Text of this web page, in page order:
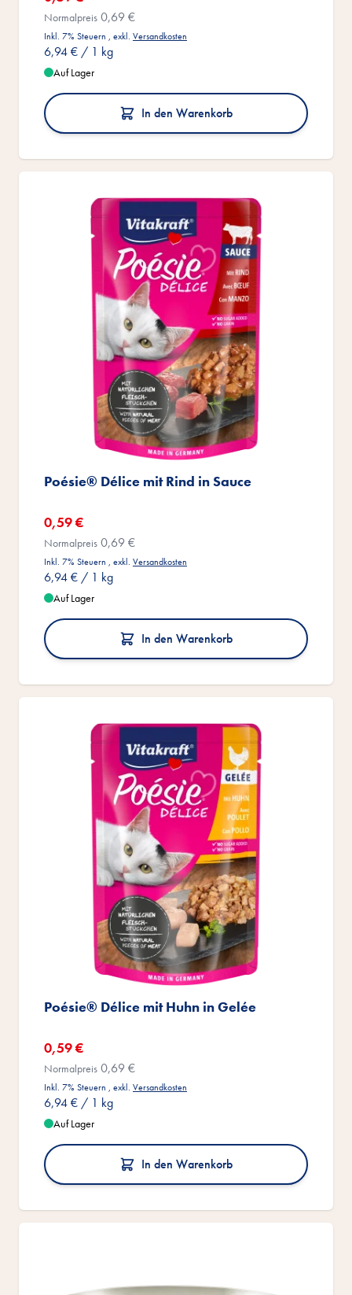
Normalpreis 0,69 €
Inkl. 7% Steuern , exkl. Versandkosten
6,94 € / 1 kg
Auf Lager
In den Warenkorb
Poésie® Délice mit Rind in Sauce
Sonderangebot
0,59 €
Normalpreis 0,69 €
Inkl. 7% Steuern , exkl. Versandkosten
6,94 € / 1 kg
Auf Lager
In den Warenkorb
Poésie® Délice mit Huhn in Gelée
Sonderangebot
0,59 €
Normalpreis 0,69 €
Inkl. 7% Steuern , exkl. Versandkosten
6,94 € / 1 kg
Auf Lager
In den Warenkorb